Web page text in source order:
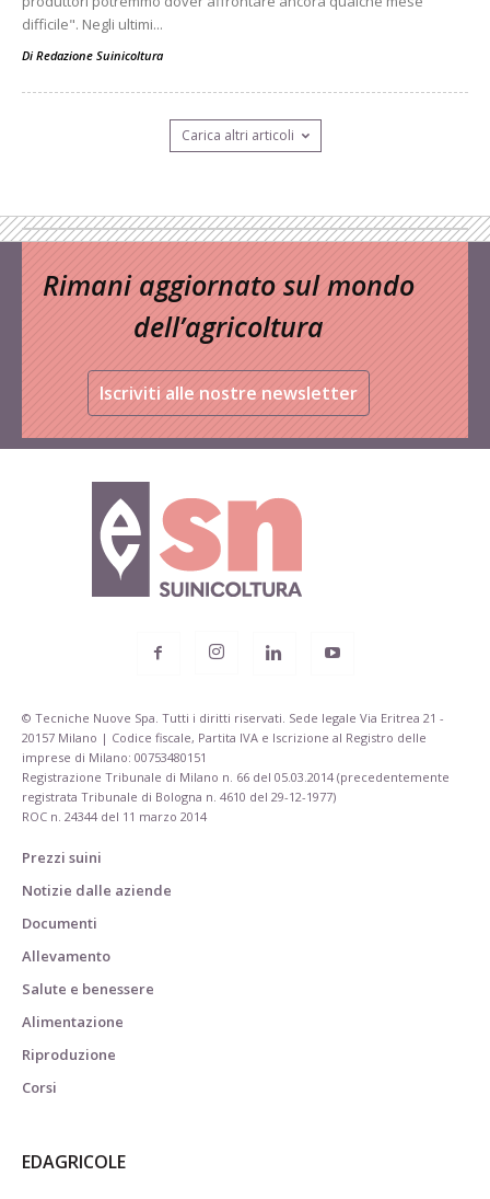
difficile". Negli ultimi...
Di Redazione Suinicoltura
Carica altri articoli
Rimani aggiornato sul mondo
dell’agricoltura
Iscriviti alle nostre newsletter
© Tecniche Nuove Spa. Tutti i diritti riservati. Sede legale Via Eritrea 21 -
20157 Milano | Codice fiscale, Partita IVA e Iscrizione al Registro delle
imprese di Milano: 00753480151
Registrazione Tribunale di Milano n. 66 del 05.03.2014 (precedentemente
registrata Tribunale di Bologna n. 4610 del 29-12-1977)
ROC n. 24344 del 11 marzo 2014
Prezzi suini
Notizie dalle aziende
Documenti
Allevamento
Salute e benessere
Alimentazione
Riproduzione
Corsi
EDAGRICOLE